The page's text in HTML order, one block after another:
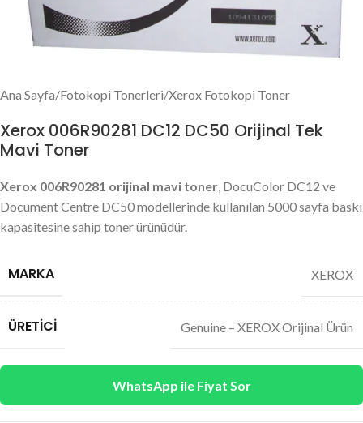
Ana Sayfa/Fotokopi Tonerleri/Xerox Fotokopi Toner
Xerox 006R90281 DC12 DC50 Orijinal Tek
Mavi Toner
Xerox 006R90281 orijinal mavi toner, DocuColor DC12 ve
Document Centre DC50 modellerinde kullanılan 5000 sayfa baskı
kapasitesine sahip toner ürünüdür.
MARKA XEROX
ÜRETICI Genuine – XEROX Orijinal Ürün
WhatsApp ile Fiyat Sor